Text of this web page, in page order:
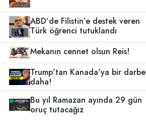
ABD’de Filistin’e destek veren
Türk öğrenci tutuklandı
Mekanın cennet olsun Reis!
Trump'tan Kanada'ya bir darbe
daha!
Bu yıl Ramazan ayında 29 gün
oruç tutacağız